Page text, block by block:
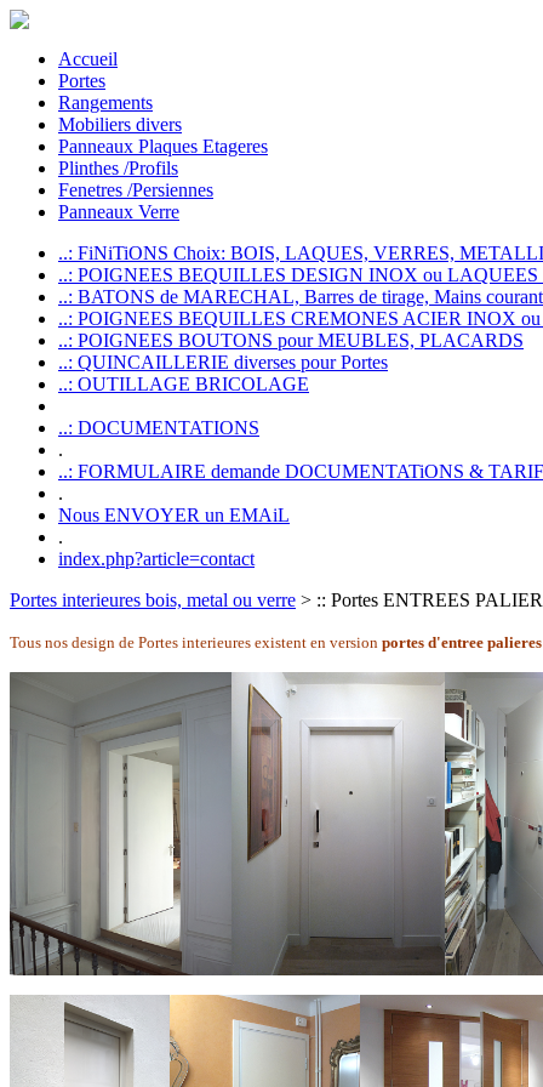
Accueil
Portes
Rangements
Mobiliers divers
Panneaux Plaques Etageres
Plinthes /Profils
Fenetres /Persiennes
Panneaux Verre
..: FiNiTiONS Choix: BOIS, LAQUES, VERRES,
..: POIGNEES BEQUILLES DESIGN INOX ou
..: BATONS de MARECHAL, Barres de tirage, Mains
..: POIGNEES BEQUILLES CREMONES ACIER INOX
..: POIGNEES BOUTONS pour MEUBLES, PLACARDS
..: QUINCAILLERIE diverses pour Portes
..: OUTILLAGE BRICOLAGE
..: DOCUMENTATIONS
.
..: FORMULAIRE demande DOCUMENTATiONS &
.
Nous ENVOYER un EMAiL
.
index.php?article=contact
Portes interieures bois, metal ou verre > :: Portes ENTREES
Tous nos design de Portes interieures existent en version portes d'entree